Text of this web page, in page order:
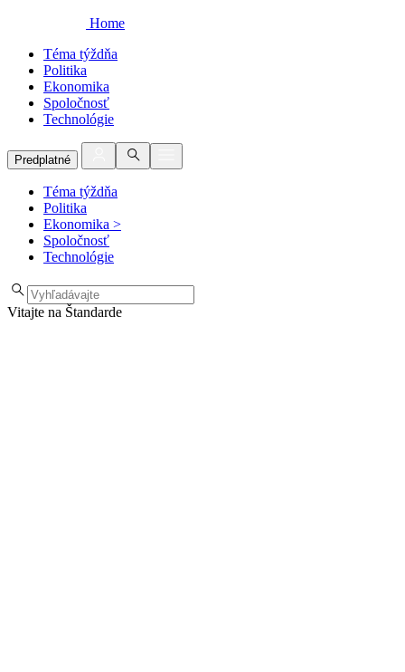
Home
Téma týždňa
Politika
Ekonomika
Spoločnosť
Technológie
Predplatné
Téma týždňa
Politika
Ekonomika >
Spoločnosť
Technológie
Vitajte na Štandarde